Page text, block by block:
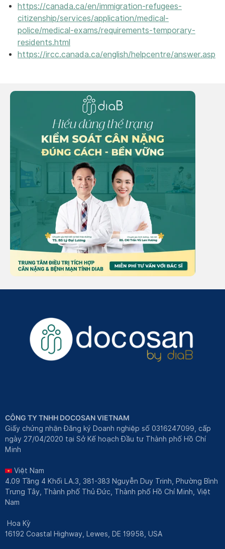
https://canada.ca/en/immigration-refugees-
citizenship/services/application/medical-
police/medical-exams/requirements-temporary-
residents.html
https://ircc.canada.ca/english/helpcentre/answer.asp
CÔNG TY TNHH DOCOSAN VIETNAM
Giấy chứng nhận Đăng ký Doanh nghiệp số 0316247099, cấp
ngày 27/04/2020 tại Sở Kế hoạch Đầu tư Thành phố Hồ Chí
Minh
Việt Nam
4.09 Tầng 4 Khối LA.3, 381-383 Nguyễn Duy Trinh, Phường Bình
Trưng Tây, Thành phố Thủ Đức, Thành phố Hồ Chí Minh, Việt
Nam
Hoa Kỳ
16192 Coastal Highway, Lewes, DE 19958, USA